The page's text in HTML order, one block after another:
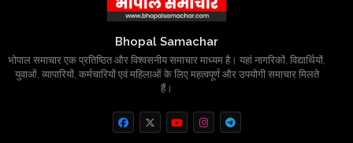
Bhopal Samachar
भोपाल समाचार एक प्रतिष्ठित और विश्वसनीय समाचार माध्यम है। यहां नागरिकों, विद्यार्थियों,
युवाओं, व्यापारियों, कर्मचारियों एवं महिलाओं के लिए महत्वपूर्ण और उपयोगी समाचार मिलते
हैं।